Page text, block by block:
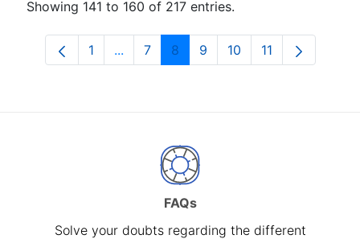
Showing 141 to 160 of 217 entries.
Page
1 ...Intermediate Pages Use TAB to
Page
7 Page
8 Page
9 Page
10 Page
11
FAQs
Solve your doubts regarding the different